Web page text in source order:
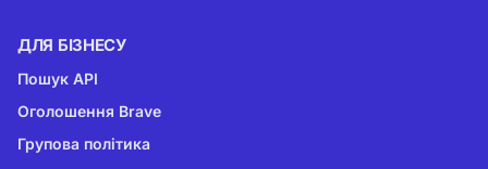
ДЛЯ БІЗНЕСУ
Пошук API
Оголошення Brave
Групова політика